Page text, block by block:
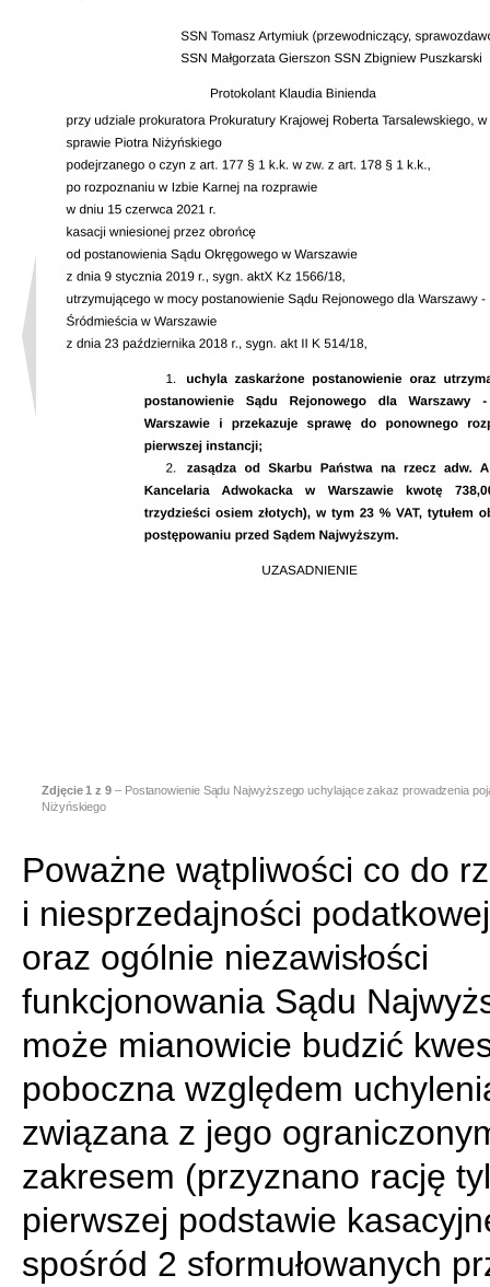
Zdjęcie1 z 9– Postanowienie Sądu Najwyższego uchylające zakaz prowadzenia
Niżyńskiego
Poważne wątpliwości co do
i niesprzedajności
oraz ogólnie niezawisłości
funkcjonowania Sądu
może mianowicie budzić
poboczna względem
związana z jego
zakresem (przyznano rację
pierwszej podstawie
spośród 2 sformułowanych